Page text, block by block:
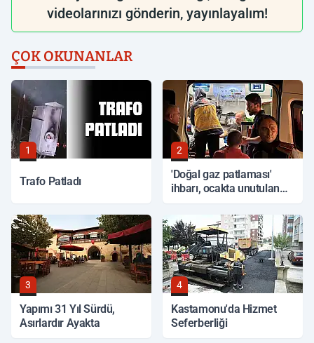
videolarınızı gönderin, yayınlayalım!
ÇOK OKUNANLAR
1
Trafo Patladı
2
'Doğal gaz patlaması'
ihbarı, ocakta unutulan
3
Yapımı 31 Yıl Sürdü,
Asırlardır Ayakta
4
Kastamonu'da Hizmet
Seferberliği